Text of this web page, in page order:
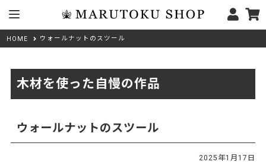
HOME ウォールナットのスツール
木材を使った自慢の作品
ウォールナットのスツール
2025年1月17日